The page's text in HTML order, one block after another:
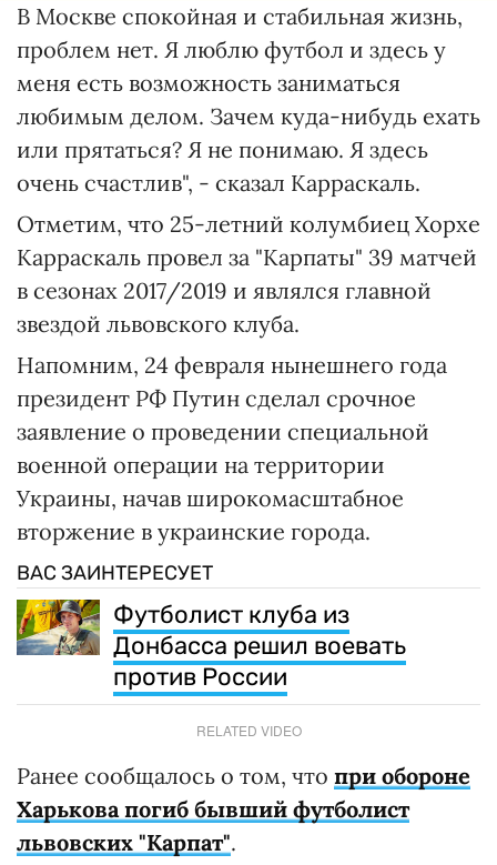
В Москве спокойная и стабильная жизнь,
проблем нет. Я люблю футбол и здесь у
меня есть возможность заниматься
любимым делом. Зачем куда-нибудь ехать
или прятаться? Я не понимаю. Я здесь
очень счастлив", - сказал Карраскаль.
Отметим, что 25-летний колумбиец Хорхе
Карраскаль провел за "Карпаты" 39 матчей
в сезонах 2017/2019 и являлся главной
звездой львовского клуба.
Напомним, 24 февраля нынешнего года
президент РФ Путин сделал срочное
заявление о проведении специальной
военной операции на территории
Украины, начав широкомасштабное
вторжение в украинские города.
ВАС ЗАИНТЕРЕСУЕТ
Футболист клуба из
Донбасса решил воевать
против России
RELATED VIDEO
Ранее сообщалось о том, что при обороне
Харькова погиб бывший футболист
львовских "Карпат".